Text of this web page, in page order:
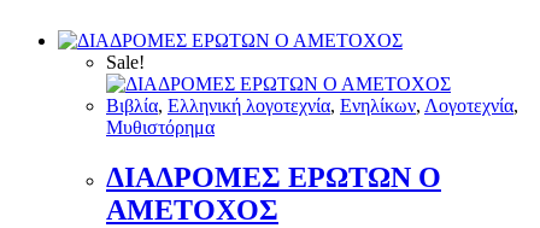
Sale!
Bιβλία, Ελληνική λογοτεχνία, Ενηλίκων, Λογοτεχνία,
Μυθιστόρημα
ΔΙΑΔΡΟΜΕΣ ΕΡΩΤΩΝ Ο
ΑΜΕΤΟΧΟΣ